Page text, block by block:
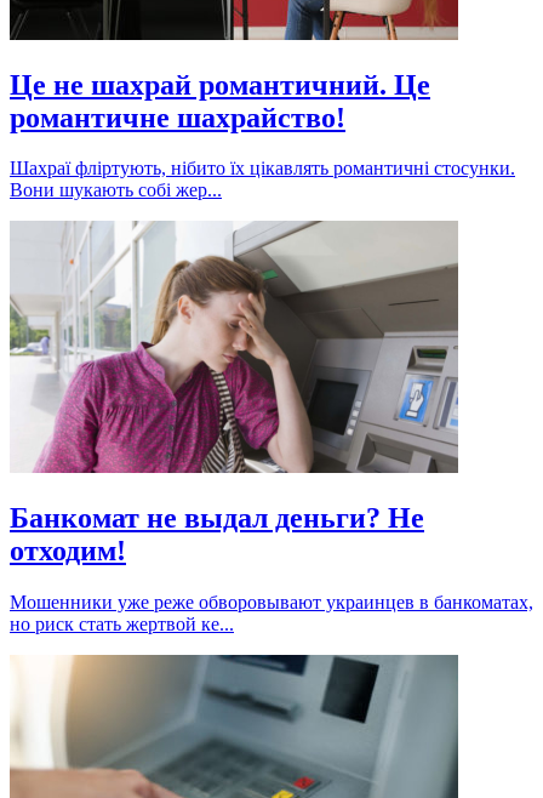
Це не шахрай романтичний. Це
романтичне шахрайство!
Шахраї фліртують, нібито їх цікавлять романтичні стосунки.
Вони шукають собі жер...
Банкомат не выдал деньги? Не
отходим!
Мошенники уже реже обворовывают украинцев в банкоматах,
но риск стать жертвой ке...